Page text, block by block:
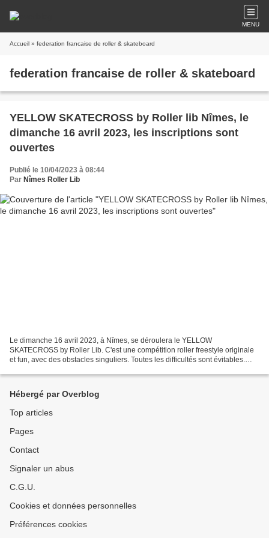
MENU
Accueil » federation francaise de roller & skateboard
federation francaise de roller & skateboard
YELLOW SKATECROSS by Roller lib Nîmes, le
dimanche 16 avril 2023, les inscriptions sont
ouvertes
Publié le 10/04/2023 à 08:44
Par Nîmes Roller Lib
Le dimanche 16 avril 2023, à Nîmes, se déroulera le YELLOW
SKATECROSS by Roller Lib. C'est une compétition roller freestyle originale
et fun, avec des obstacles singuliers. Toutes les difficultés sont évitables.
Hébergé par Overblog
Top articles
Pages
Contact
Signaler un abus
C.G.U.
Cookies et données personnelles
Préférences cookies